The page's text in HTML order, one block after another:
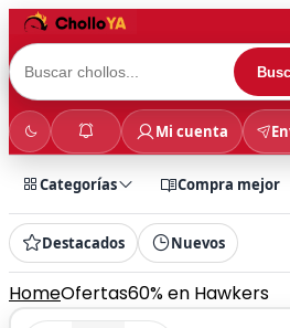
Mi cuenta
Categorías Compra mejor
Destacados Nuevos
HomeOfertas60% en Hawkers